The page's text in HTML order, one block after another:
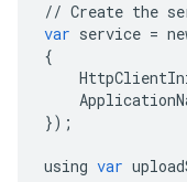
// Create the
var service =
{
});
using var